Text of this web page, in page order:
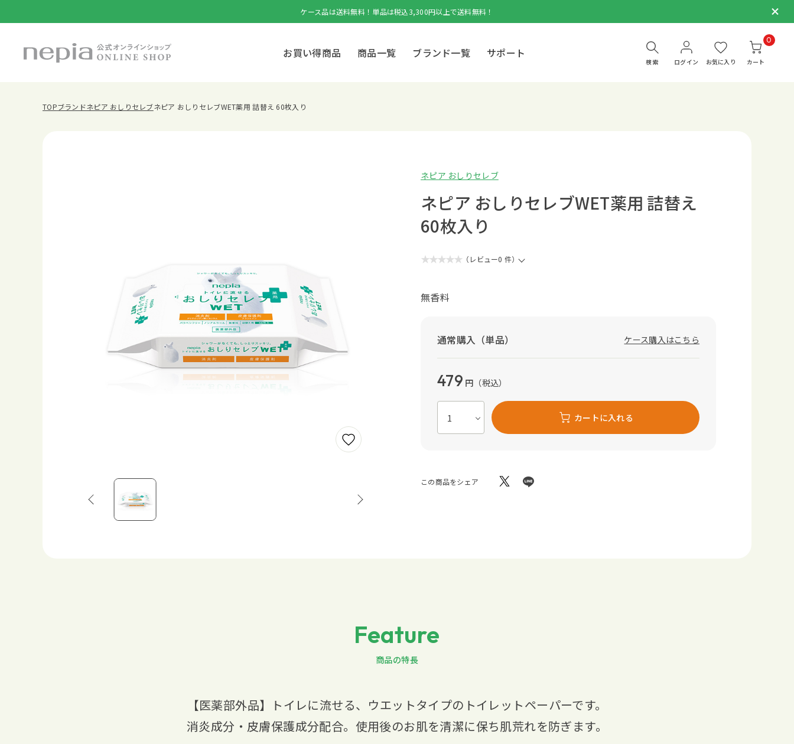
ケース品は送料無料！単品は税込3,300円以上で送料無料！
検索
お買い得商品 商品一覧 ブランド一覧 サポート
ログイン お気に入り
0
カート
TOPブランドネピア おしりセレブネピア おしりセレブWET薬用 詰替え 60枚入り
ネピア おしりセレブ
ネピア おしりセレブWET薬用 詰替え
60枚入り
★★★★★ （レビュー0 件）
無香料
通常購入（単品） ケース購入はこちら
479 円 （税込）
カートに入れる
この商品をシェア
Feature
商品の特長
【医薬部外品】トイレに流せる、ウエットタイプのトイレットペーパーです。
消炎成分・皮膚保護成分配合。使用後のお肌を清潔に保ち肌荒れを防ぎます。